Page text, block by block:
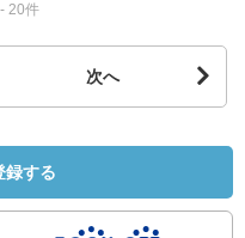
20件
次へ
録する